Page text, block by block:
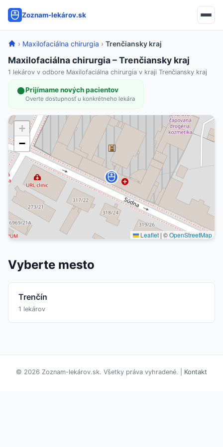
Zoznam-lekárov.sk
› Maxilofaciálna chirurgia › Trenčiansky kraj
Maxilofaciálna chirurgia – Trenčiansky kraj
1 lekárov v odbore Maxilofaciálna chirurgia v kraji Trenčiansky kraj
Prijímame nových pacientov
Overte dostupnosť u konkrétneho lekára
+
−
Leaflet | ©OpenStreetMap
Vyberte mesto
Trenčín
1 lekárov
© 2026 Zoznam-lekárov.sk. Všetky práva vyhradené. | Kontakt